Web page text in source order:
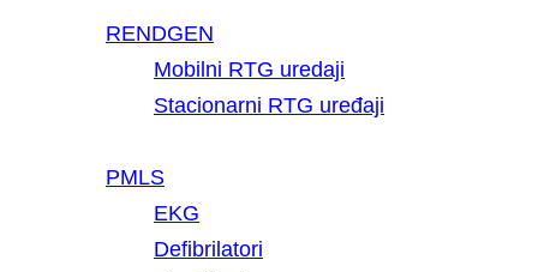
RENDGEN
Mobilni RTG uredaji
Stacionarni RTG uređaji
PMLS
EKG
Defibrilatori